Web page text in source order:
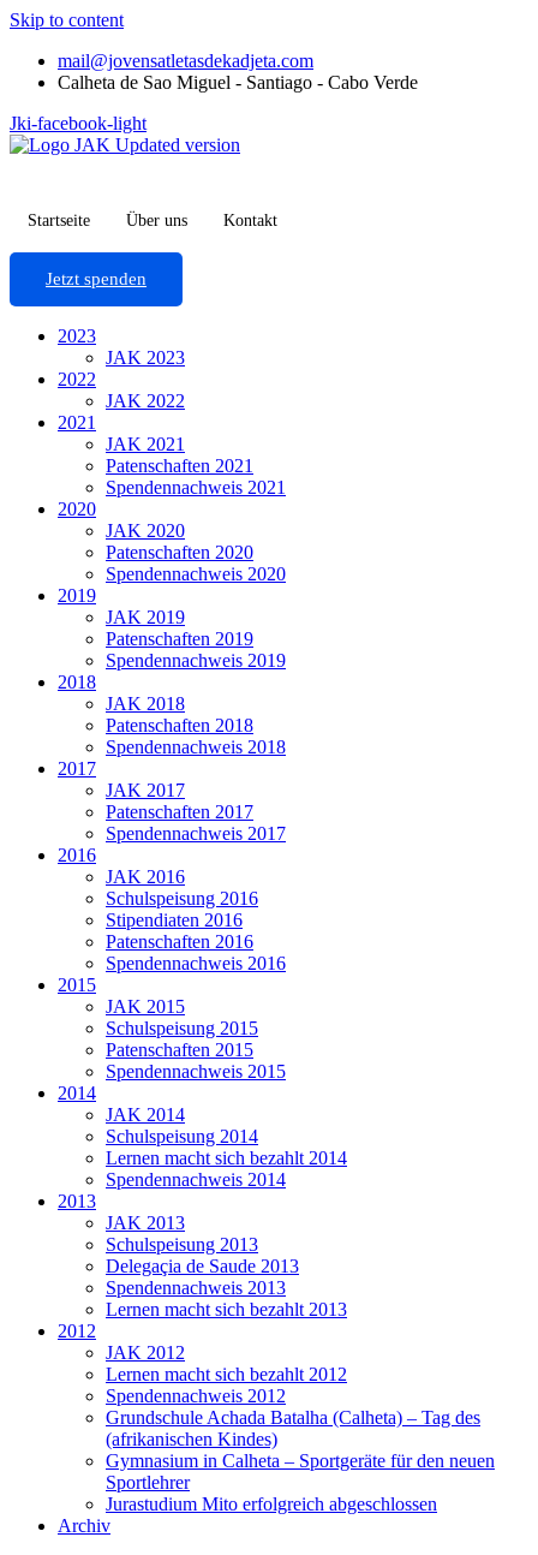
Skip to content
mail@jovensatletasdekadjeta.com
Calheta de Sao Miguel - Santiago - Cabo Verde
Jki-facebook-light
Startseite Über uns Kontakt
Jetzt spenden
2023
JAK 2023
2022
JAK 2022
2021
JAK 2021
Patenschaften 2021
Spendennachweis 2021
2020
JAK 2020
Patenschaften 2020
Spendennachweis 2020
2019
JAK 2019
Patenschaften 2019
Spendennachweis 2019
2018
JAK 2018
Patenschaften 2018
Spendennachweis 2018
2017
JAK 2017
Patenschaften 2017
Spendennachweis 2017
2016
JAK 2016
Schulspeisung 2016
Stipendiaten 2016
Patenschaften 2016
Spendennachweis 2016
2015
JAK 2015
Schulspeisung 2015
Patenschaften 2015
Spendennachweis 2015
2014
JAK 2014
Schulspeisung 2014
Lernen macht sich bezahlt 2014
Spendennachweis 2014
2013
JAK 2013
Schulspeisung 2013
Delegaçia de Saude 2013
Spendennachweis 2013
Lernen macht sich bezahlt 2013
2012
JAK 2012
Lernen macht sich bezahlt 2012
Spendennachweis 2012
Grundschule Achada Batalha (Calheta) – Tag des
(afrikanischen Kindes)
Gymnasium in Calheta – Sportgeräte für den neuen
Sportlehrer
Jurastudium Mito erfolgreich abgeschlossen
Archiv